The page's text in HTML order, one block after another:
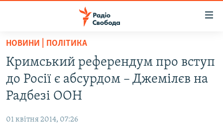
Перейти
основного
матеріалу
Перейти
до
основної
РАДІО СВОБОДА – 70 РОКІВ
ВСЕ ЗА ДОБУ
СТАТТІ
РОСІЙСЬКА «ФІЛЬТРАЦІЯ»
НОВИНИ | ПОЛІТИКА
Кримський референдум про вступ
до Росії є абсурдом – Джемілєв на
Радбезі ООН
01 квітня 2014, 07:26